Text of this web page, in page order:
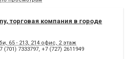
торговая компания в городе
65 - 213, 214 офис, 2 этаж
(701) 7333797, +7 (727) 2611949